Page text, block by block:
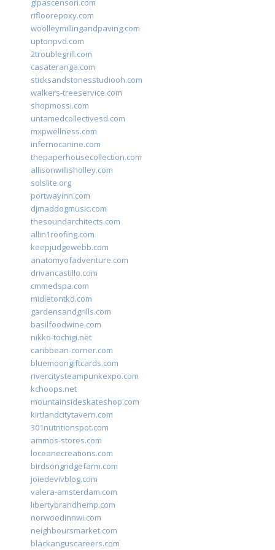
glpascensori.com
rifloorepoxy.com
woolleymillingandpaving.com
uptonpvd.com
2troublegrill.com
casateranga.com
sticksandstonesstudiooh.com
walkers-treeservice.com
shopmossi.com
untamedcollectivesd.com
mxpwellness.com
infernocanine.com
thepaperhousecollection.com
allisonwillisholley.com
solslite.org
portwayinn.com
djmaddogmusic.com
thesoundarchitects.com
allin1roofing.com
keepjudgewebb.com
anatomyofadventure.com
drivancastillo.com
cmmedspa.com
midletontkd.com
gardensandgrills.com
basilfoodwine.com
nikko-tochigi.net
caribbean-corner.com
bluemoongiftcards.com
rivercitysteampunkexpo.com
kchoops.net
mountainsideskateshop.com
kirtlandcitytavern.com
301nutritionspot.com
ammos-stores.com
loceanecreations.com
birdsongridgefarm.com
joiedevivblog.com
valera-amsterdam.com
libertybrandhemp.com
norwoodinnwi.com
neighboursmarket.com
blackanguscareers.com